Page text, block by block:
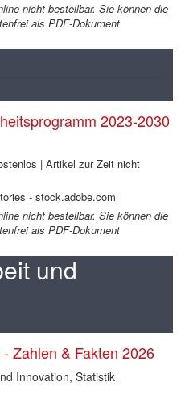
nicht bestellbar. Sie können die
als PDF-Dokument
2023-2030
| Artikel zur Zeit nicht
- stock.adobe.com
nicht bestellbar. Sie können die
als PDF-Dokument
und
Zahlen & Fakten 2026
Innovation, Statistik